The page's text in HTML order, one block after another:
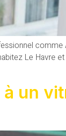
Le Havre
un